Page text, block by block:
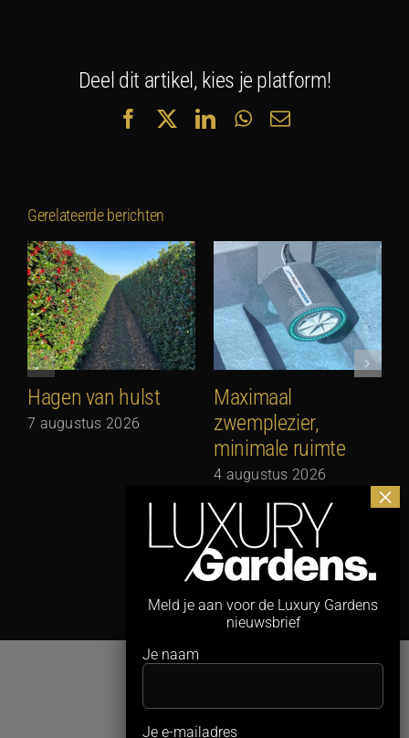
Deel dit artikel, kies je platform!
FacebookLinkedInWhatsApp
E-
Gerelateerde berichten
Hagen van hulst
7 augustus 2026
Maximaal
zwemplezier,
minimale ruimte
4 augustus 2026
Meld je aan voor de Luxury Gardens
nieuwsbrief
Je naam
Je e-mailadres